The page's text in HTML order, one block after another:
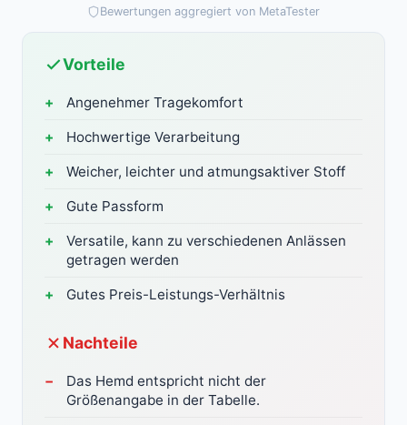
Bewertungen aggregiert von MetaTester
Vorteile
Angenehmer Tragekomfort
Hochwertige Verarbeitung
Weicher, leichter und atmungsaktiver Stoff
Gute Passform
Versatile, kann zu verschiedenen Anlässen
getragen werden
Gutes Preis-Leistungs-Verhältnis
Nachteile
Das Hemd entspricht nicht der
Größenangabe in der Tabelle.